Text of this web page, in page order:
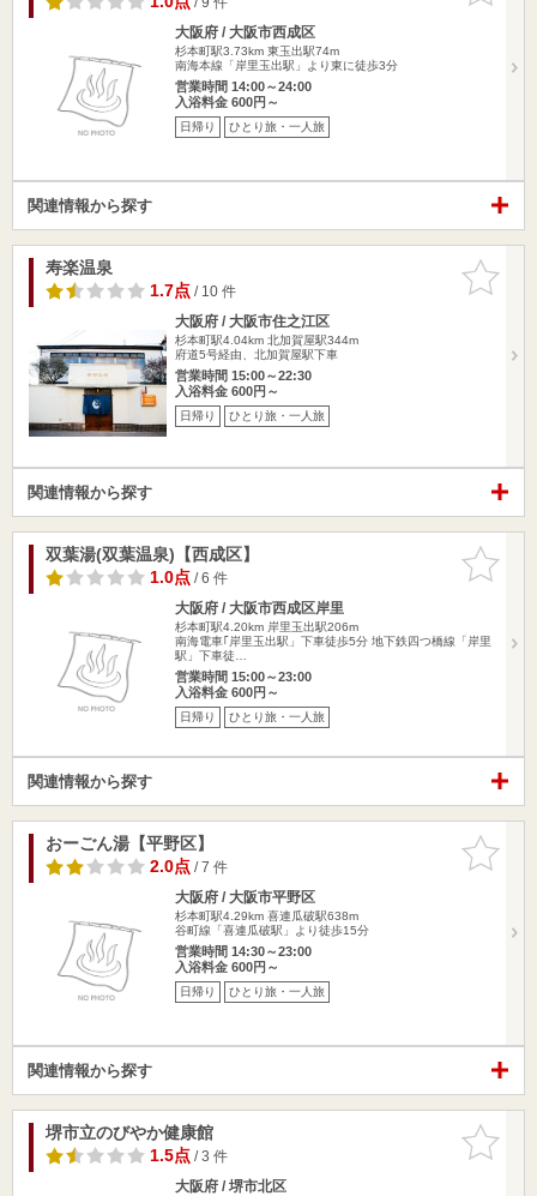
大阪府 / 大阪市西成区
杉本町駅3.73km 東玉出駅74m
南海本線「岸里玉出駅」より東に徒歩3分
営業時間 14:00～24:00
入浴料金 600円～
日帰り ひとり旅・一人旅
関連情報から探す
お気に入
りに追加
寿楽温泉
1.7点/ 10 件
大阪府 / 大阪市住之江区
杉本町駅4.04km 北加賀屋駅344m
府道5号経由、北加賀屋駅下車
営業時間 15:00～22:30
入浴料金 600円～
日帰り ひとり旅・一人旅
関連情報から探す
お気に入
りに追加
双葉湯(双葉温泉)【西成区】
1.0点/ 6 件
大阪府 / 大阪市西成区岸里
杉本町駅4.20km 岸里玉出駅206m
南海電車｢岸里玉出駅」下車徒歩5分 地下鉄四つ橋線「岸里
駅」下車徒…
営業時間 15:00～23:00
入浴料金 600円～
日帰り ひとり旅・一人旅
関連情報から探す
お気に入
りに追加
おーごん湯【平野区】
2.0点/ 7 件
大阪府 / 大阪市平野区
杉本町駅4.29km 喜連瓜破駅638m
谷町線「喜連瓜破駅」より徒歩15分
営業時間 14:30～23:00
入浴料金 600円～
日帰り ひとり旅・一人旅
関連情報から探す
お気に入
りに追加
堺市立のびやか健康館
1.5点/ 3 件
大阪府 / 堺市北区